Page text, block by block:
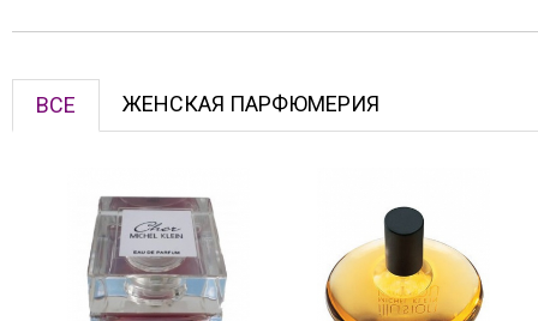
ВСЕ ЖЕНСКАЯ ПАРФЮМЕРИЯ